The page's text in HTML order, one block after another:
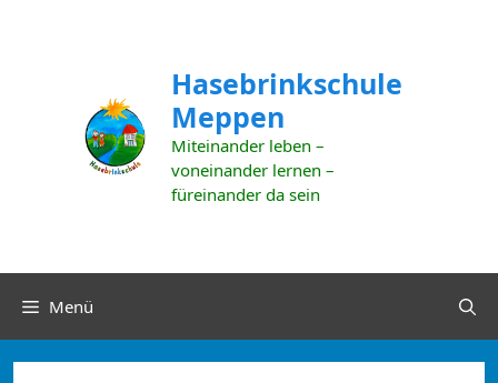
Hasebrinkschule
Meppen
Miteinander leben –
voneinander lernen –
füreinander da sein
Menü